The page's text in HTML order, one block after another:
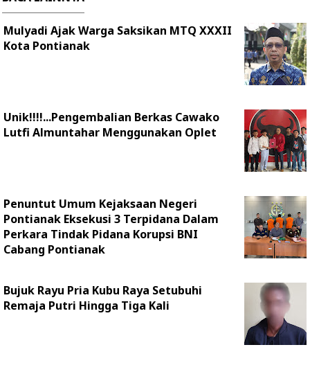
Mulyadi Ajak Warga Saksikan MTQ XXXII
Kota Pontianak
Unik!!!!...Pengembalian Berkas Cawako
Lutfi Almuntahar Menggunakan Oplet
Penuntut Umum Kejaksaan Negeri
Pontianak Eksekusi 3 Terpidana Dalam
Perkara Tindak Pidana Korupsi BNI
Cabang Pontianak
Bujuk Rayu Pria Kubu Raya Setubuhi
Remaja Putri Hingga Tiga Kali